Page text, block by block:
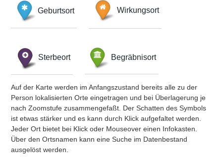
Geburtsort Wirkungsort
Sterbeort Begräbnisort
Auf der Karte werden im Anfangszustand bereits alle zu der
Person lokalisierten Orte eingetragen und bei Überlagerung je
nach Zoomstufe zusammengefaßt. Der Schatten des Symbols
ist etwas stärker und es kann durch Klick aufgefaltet werden.
Jeder Ort bietet bei Klick oder Mouseover einen Infokasten.
Über den Ortsnamen kann eine Suche im Datenbestand
ausgelöst werden.